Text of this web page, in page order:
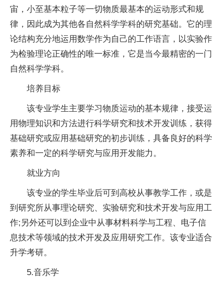
宙，小至基本粒子等一切物质最基本的运动形式和规
律，因此成为其他各自然科学学科的研究基础。它的理
论结构充分地运用数学作为自己的工作语言，以实验作
为检验理论正确性的唯一标准，它是当今最精密的一门
自然科学学科。
培养目标
该专业学生主要学习 物质运动的基本规律，接受运
用物理知识和方法进行科学研究和技术开发训练，获得
基础研究或应用基础研究的初步训练，具备良好的科学
素养和一定的科学研究与应用开发能力。
就业方向
该专业的学生毕业后可到高校从事教学工作，或是
到研究所从事理论研究、实验研究和技术开发与应用工
作;另外还可以到企业中从事材料科学与工程、电子信
息技术等领域的技术开发及应用研究工作。该专业适合
升学考研。
5.音乐学